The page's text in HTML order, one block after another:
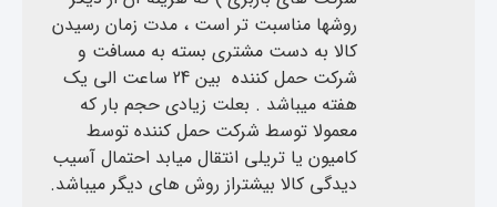
روشها مناسبت تر است ، مدت زمان رسیدن
کالا به دست مشتری بسته به مسافت و
شرکت حمل کننده بین 24 ساعت الی یک
هفته میباشد . بعلت زیادی حجم بار که
معمولا توسط شرکت حمل کننده توسط
کامیون یا تریلی انتقال میابد احتمال آسیب
دیدگی کالا بیشتراز روش های دیگر میباشد.